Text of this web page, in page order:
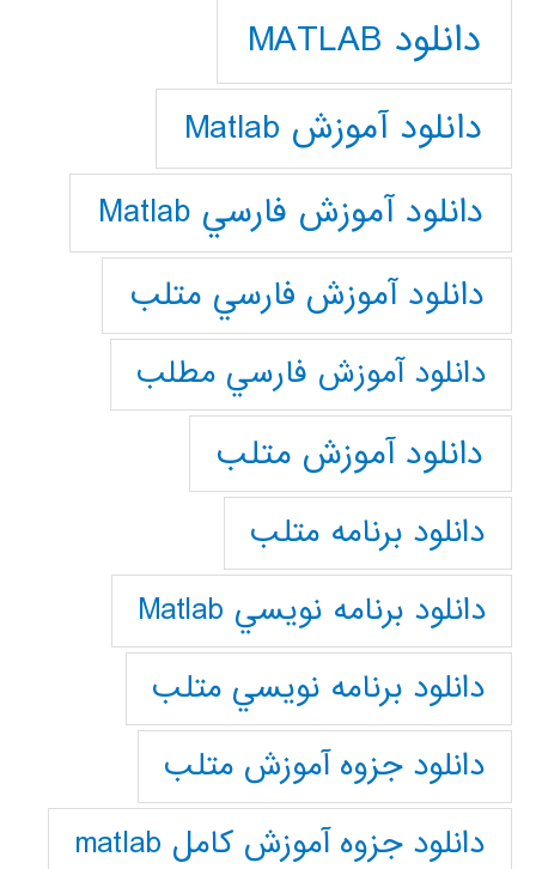
دانلود MATLAB
دانلود آموزش Matlab
دانلود آموزش فارسي Matlab
دانلود آموزش فارسي متلب
دانلود آموزش فارسي مطلب
دانلود آموزش متلب
دانلود برنامه متلب
دانلود برنامه نويسي Matlab
دانلود برنامه نويسي متلب
دانلود جزوه آموزش متلب
دانلود جزوه آموزش کامل matlab